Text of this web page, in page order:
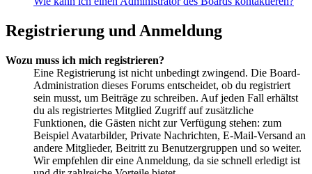
Registrierung und Anmeldung
Wozu muss ich mich registrieren?
Eine Registrierung ist nicht unbedingt zwingend. Die Board-
Administration dieses Forums entscheidet, ob du registriert
sein musst, um Beiträge zu schreiben. Auf jeden Fall erhältst
du als registriertes Mitglied Zugriff auf zusätzliche
Funktionen, die Gästen nicht zur Verfügung stehen: zum
Beispiel Avatarbilder, Private Nachrichten, E-Mail-Versand an
andere Mitglieder, Beitritt zu Benutzergruppen und so weiter.
Wir empfehlen dir eine Anmeldung, da sie schnell erledigt ist